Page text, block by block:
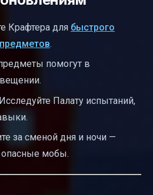
Крафтера для быстрого
.
помогут в
Исследуйте Палату испытаний,
за сменой дня и ночи —
мобы.